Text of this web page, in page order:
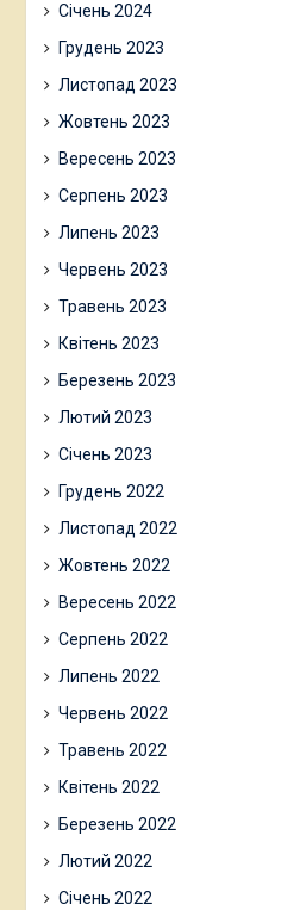
Січень 2024
Грудень 2023
Листопад 2023
Жовтень 2023
Вересень 2023
Серпень 2023
Липень 2023
Червень 2023
Травень 2023
Квітень 2023
Березень 2023
Лютий 2023
Січень 2023
Грудень 2022
Листопад 2022
Жовтень 2022
Вересень 2022
Серпень 2022
Липень 2022
Червень 2022
Травень 2022
Квітень 2022
Березень 2022
Лютий 2022
Січень 2022